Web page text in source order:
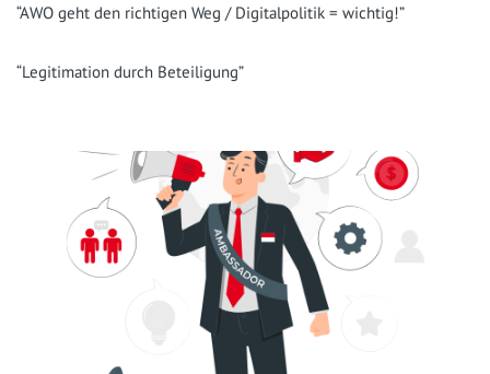
“AWO geht den rich­ti­gen Weg / Digi­tal­po­li­tik = wichtig!”
“Legi­ti­ma­ti­on durch Beteiligung”